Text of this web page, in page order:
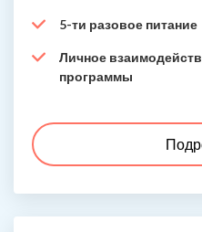
5-ти разовое питание
Личное
программы